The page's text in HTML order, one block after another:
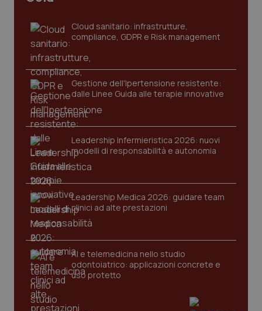
Cloud sanitario: infrastrutture,
compliance, GDPR e Risk management
Gestione dell'Ipertensione resistente:
dalle Linee Guida alle terapie innovative
Leadership Infermieristica 2026: nuovi
modelli di responsabilità e autonomia
Leadership Medica 2026: guidare team
clinici ad alte prestazioni
AI e telemedicina nello studio
odontoiatrico: applicazioni concrete e
uso protetto
VISITOR_PRIVACY_METADATA
YouTube
CookieScriptConsent